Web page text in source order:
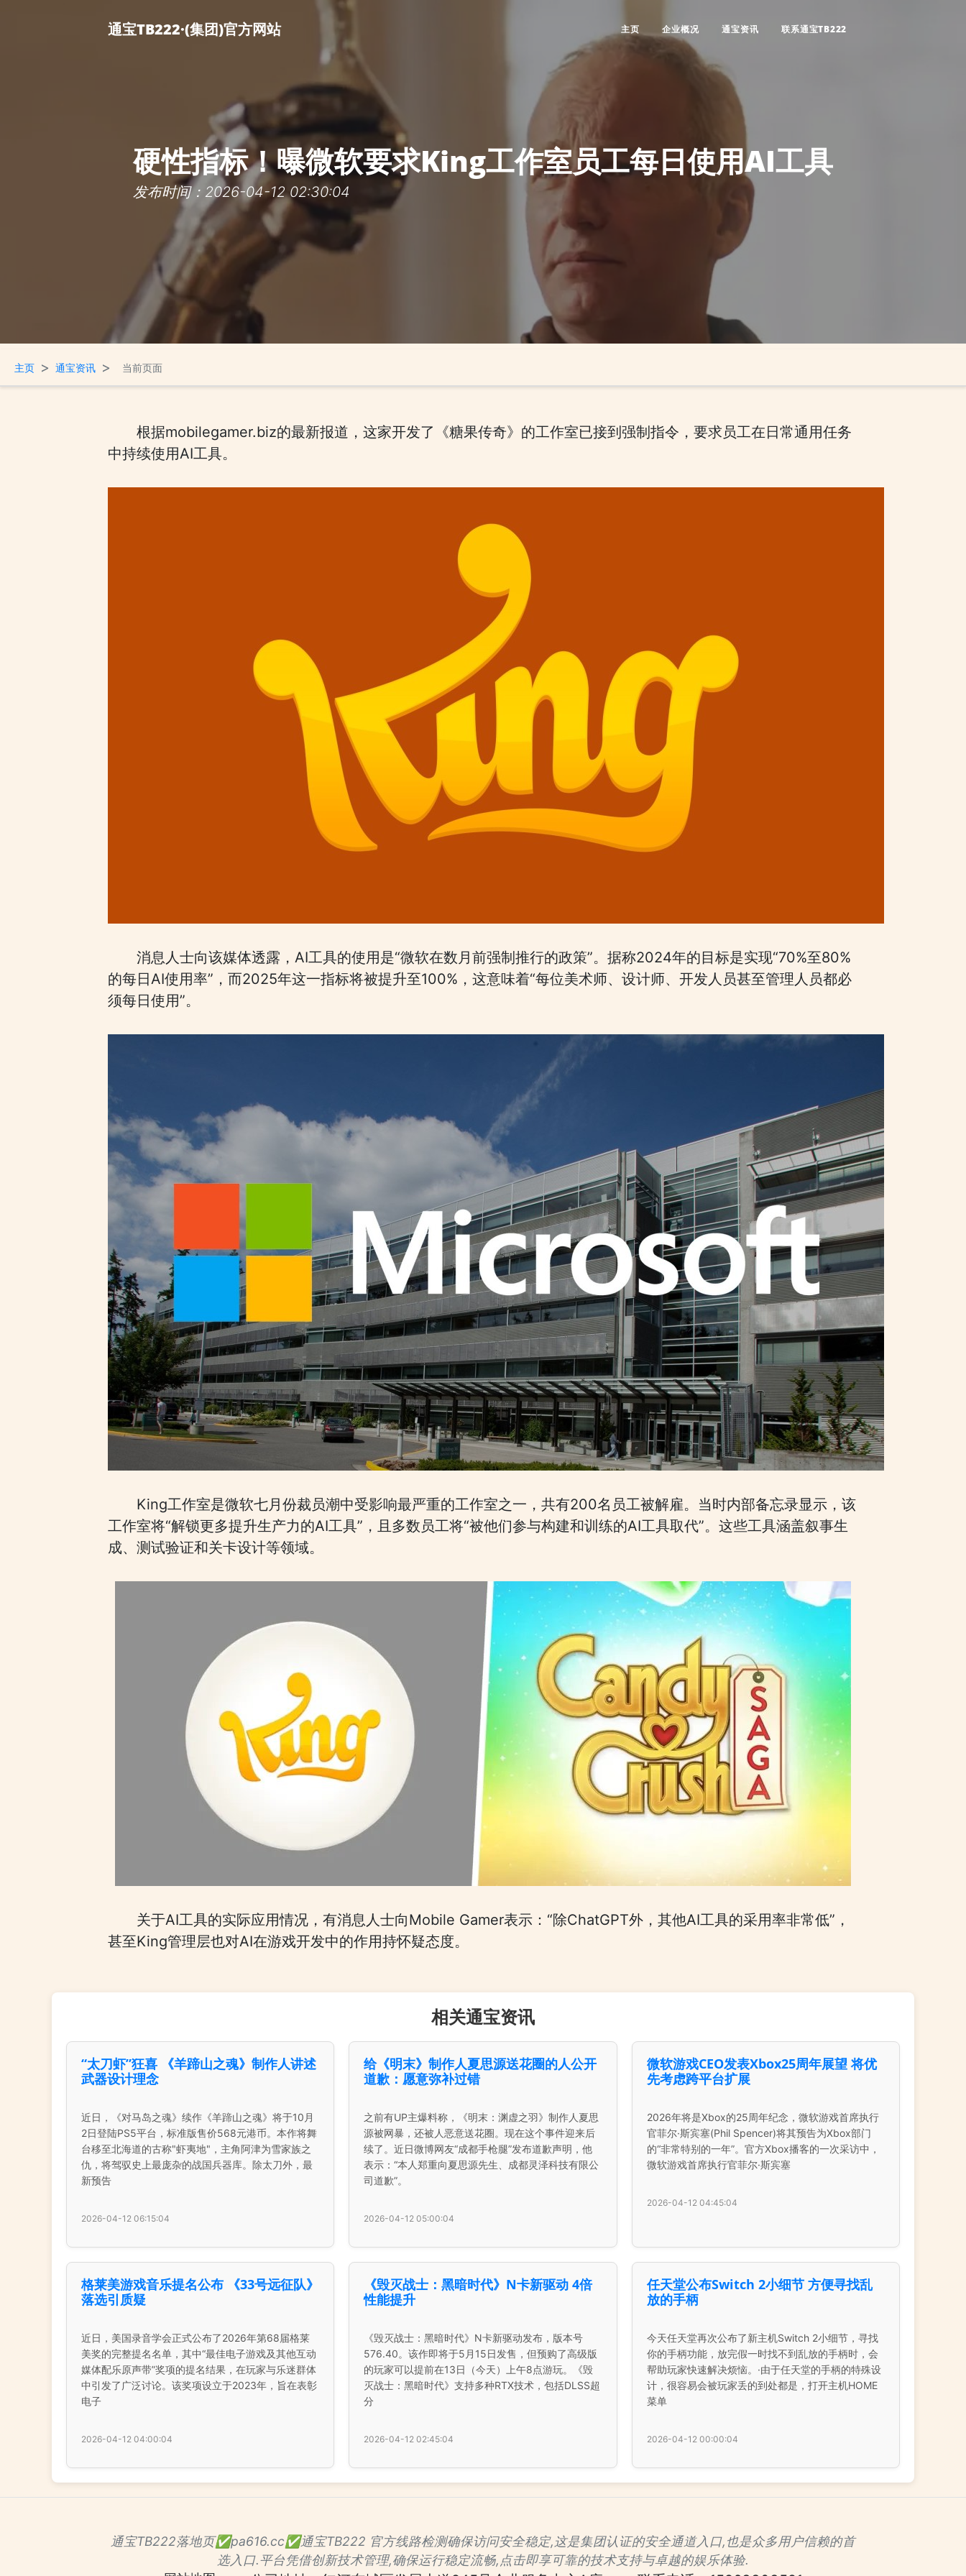
通宝TB222·(集团)官方网站 主页 企业概况 通宝资讯 联系通宝TB222
硬性指标！曝微软要求King工作室员工每日使用AI工具
发布时间：2026-04-12 02:30:04
主页 > 通宝资讯 > 当前页面
根据mobilegamer.biz的最新报道，这家开发了《糖果传奇》的工作室已接到强制指令，要求员工在日常通用任务
中持续使用AI工具。
消息人士向该媒体透露，AI工具的使用是“微软在数月前强制推行的政策”。据称2024年的目标是实现“70%至80%
的每日AI使用率”，而2025年这一指标将被提升至100%，这意味着“每位美术师、设计师、开发人员甚至管理人员都必
须每日使用”。
King工作室是微软七月份裁员潮中受影响最严重的工作室之一，共有200名员工被解雇。当时内部备忘录显示，该
工作室将“解锁更多提升生产力的AI工具”，且多数员工将“被他们参与构建和训练的AI工具取代”。这些工具涵盖叙事生
成、测试验证和关卡设计等领域。
关于AI工具的实际应用情况，有消息人士向Mobile Gamer表示：“除ChatGPT外，其他AI工具的采用率非常低”，
甚至King管理层也对AI在游戏开发中的作用持怀疑态度。
相关通宝资讯
“太刀虾”狂喜 《羊蹄山之魂》制作人讲述
武器设计理念
近日，《对马岛之魂》续作《羊蹄山之魂》将于10月
2日登陆PS5平台，标准版售价568元港币。本作将舞
台移至北海道的古称"虾夷地"，主角阿津为雪家族之
仇，将驾驭史上最庞杂的战国兵器库。除太刀外，最
新预告
2026-04-12 06:15:04
给《明末》制作人夏思源送花圈的人公开
道歉：愿意弥补过错
之前有UP主爆料称，《明末：渊虚之羽》制作人夏思
源被网暴，还被人恶意送花圈。现在这个事件迎来后
续了。近日微博网友“成都手枪腿”发布道歉声明，他
表示：“本人郑重向夏思源先生、成都灵泽科技有限公
司道歉”。
2026-04-12 05:00:04
微软游戏CEO发表Xbox25周年展望 将优
先考虑跨平台扩展
2026年将是Xbox的25周年纪念，微软游戏首席执行
官菲尔·斯宾塞(Phil Spencer)将其预告为Xbox部门
的“非常特别的一年”。官方Xbox播客的一次采访中，
微软游戏首席执行官菲尔·斯宾塞
2026-04-12 04:45:04
格莱美游戏音乐提名公布 《33号远征队》
落选引质疑
近日，美国录音学会正式公布了2026年第68届格莱
美奖的完整提名名单，其中“最佳电子游戏及其他互动
媒体配乐原声带”奖项的提名结果，在玩家与乐迷群体
中引发了广泛讨论。该奖项设立于2023年，旨在表彰
电子
2026-04-12 04:00:04
《毁灭战士：黑暗时代》N卡新驱动 4倍
性能提升
《毁灭战士：黑暗时代》N卡新驱动发布，版本号
576.40。该作即将于5月15日发售，但预购了高级版
的玩家可以提前在13日（今天）上午8点游玩。《毁
灭战士：黑暗时代》支持多种RTX技术，包括DLSS超
分
2026-04-12 02:45:04
任天堂公布Switch 2小细节 方便寻找乱
放的手柄
今天任天堂再次公布了新主机Switch 2小细节，寻找
你的手柄功能，放完假一时找不到乱放的手柄时，会
帮助玩家快速解决烦恼。·由于任天堂的手柄的特殊设
计，很容易会被玩家丢的到处都是，打开主机HOME
菜单
2026-04-12 00:00:04
通宝TB222落地页✅pa616.cc✅通宝TB222 官方线路检测确保访问安全稳定,这是集团认证的安全通道入口,也是众多用户信赖的首
选入口.平台凭借创新技术管理,确保运行稳定流畅,点击即享可靠的技术支持与卓越的娱乐体验.